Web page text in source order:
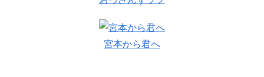
宮本から君へ